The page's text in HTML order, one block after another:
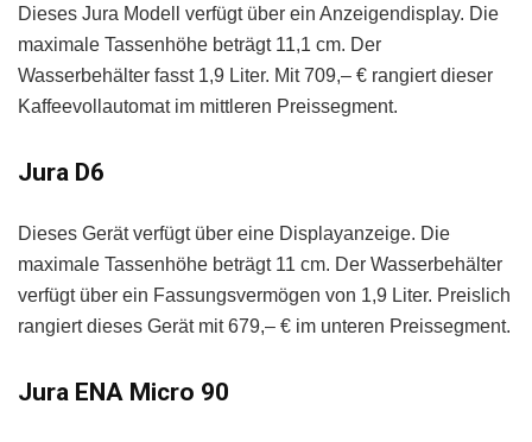
Dieses Jura Modell verfügt über ein Anzeigendisplay. Die
maximale Tassenhöhe beträgt 11,1 cm. Der
Wasserbehälter fasst 1,9 Liter. Mit 709,– € rangiert dieser
Kaffeevollautomat im mittleren Preissegment.
Jura D6
Dieses Gerät verfügt über eine Displayanzeige. Die
maximale Tassenhöhe beträgt 11 cm. Der Wasserbehälter
verfügt über ein Fassungsvermögen von 1,9 Liter. Preislich
rangiert dieses Gerät mit 679,– € im unteren Preissegment.
Jura ENA Micro 90